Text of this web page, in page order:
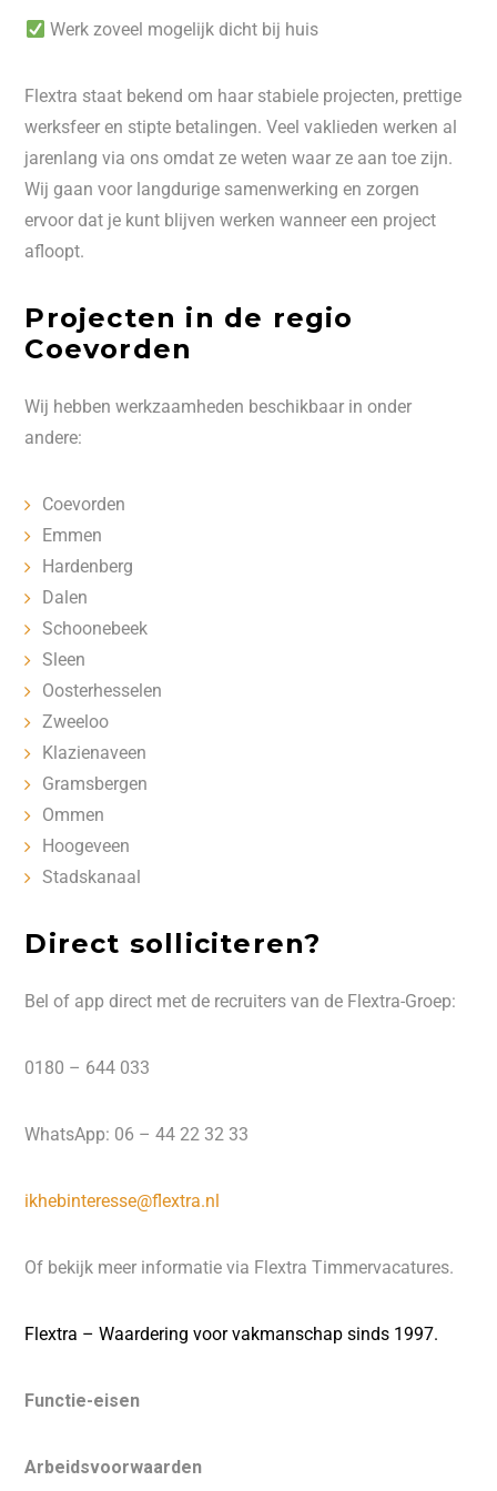
Werk zoveel mogelijk dicht bij huis
Flextra staat bekend om haar stabiele projecten, prettige
werksfeer en stipte betalingen. Veel vaklieden werken al
jarenlang via ons omdat ze weten waar ze aan toe zijn.
Wij gaan voor langdurige samenwerking en zorgen
ervoor dat je kunt blijven werken wanneer een project
afloopt.
Projecten in de regio
Coevorden
Wij hebben werkzaamheden beschikbaar in onder
andere:
Coevorden
Emmen
Hardenberg
Dalen
Schoonebeek
Sleen
Oosterhesselen
Zweeloo
Klazienaveen
Gramsbergen
Ommen
Hoogeveen
Stadskanaal
Direct solliciteren?
Bel of app direct met de recruiters van de Flextra-Groep:
0180 – 644 033
WhatsApp: 06 – 44 22 32 33
ikhebinteresse@flextra.nl
Of bekijk meer informatie via Flextra Timmervacatures.
Flextra – Waardering voor vakmanschap sinds 1997.
Functie-eisen
Arbeidsvoorwaarden